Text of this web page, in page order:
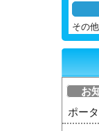
その
お
ポー